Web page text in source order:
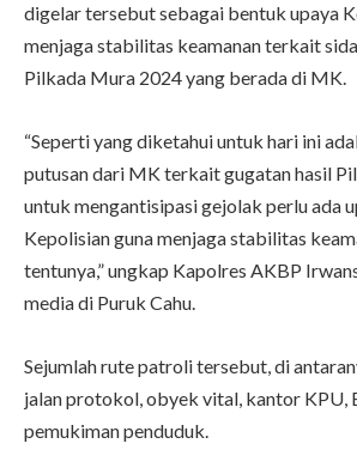
digelar tersebut sebagai bentuk upaya
menjaga stabilitas keamanan terkait
Pilkada Mura 2024 yang berada di MK.
“Seperti yang diketahui untuk hari ini
putusan dari MK terkait gugatan hasil
untuk mengantisipasi gejolak perlu ada
Kepolisian guna menjaga stabilitas
tentunya,” ungkap Kapolres AKBP
media di Puruk Cahu.
Sejumlah rute patroli tersebut, di
jalan protokol, obyek vital, kantor KPU,
pemukiman penduduk.